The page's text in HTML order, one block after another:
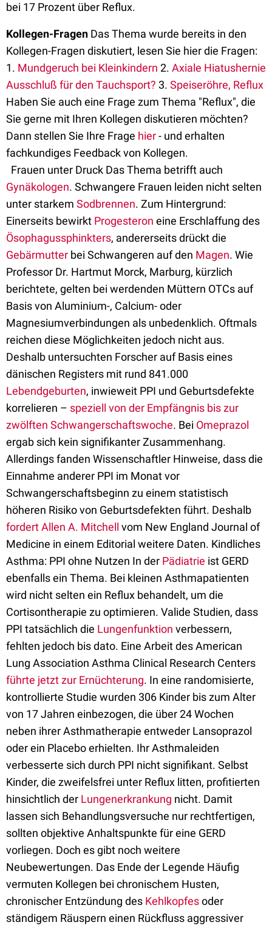
bei 17 Prozent über Reflux.
Kollegen-Fragen Das Thema wurde bereits in den
Kollegen-Fragen diskutiert, lesen Sie hier die Fragen:
1. Mundgeruch bei Kleinkindern 2. Axiale Hiatushernie
Ausschluß für den Tauchsport? 3. Speiseröhre, Reflux
Haben Sie auch eine Frage zum Thema "Reflux", die
Sie gerne mit Ihren Kollegen diskutieren möchten?
Dann stellen Sie Ihre Frage hier- und erhalten
fachkundiges Feedback von Kollegen.
Frauen unter Druck Das Thema betrifft auch
Gynäkologen. Schwangere Frauen leiden nicht selten
unter starkem Sodbrennen. Zum Hintergrund:
Einerseits bewirkt Progesteron eine Erschlaffung des
Ösophagussphinkters, andererseits drückt die
Gebärmutter bei Schwangeren auf den Magen. Wie
Professor Dr. Hartmut Morck, Marburg, kürzlich
berichtete, gelten bei werdenden Müttern OTCs auf
Basis von Aluminium-, Calcium- oder
Magnesiumverbindungen als unbedenklich. Oftmals
reichen diese Möglichkeiten jedoch nicht aus.
Deshalb untersuchten Forscher auf Basis eines
dänischen Registers mit rund 841.000
Lebendgeburten, inwieweit PPI und Geburtsdefekte
korrelieren – speziell von der Empfängnis bis zur
zwölften Schwangerschaftswoche. Bei Omeprazol
ergab sich kein signifikanter Zusammenhang.
Allerdings fanden Wissenschaftler Hinweise, dass die
Einnahme anderer PPI im Monat vor
Schwangerschaftsbeginn zu einem statistisch
höheren Risiko von Geburtsdefekten führt. Deshalb
fordert Allen A. Mitchell vom New England Journal of
Medicine in einem Editorial weitere Daten. Kindliches
Asthma: PPI ohne Nutzen In der Pädiatrie ist GERD
ebenfalls ein Thema. Bei kleinen Asthmapatienten
wird nicht selten ein Reflux behandelt, um die
Cortisontherapie zu optimieren. Valide Studien, dass
PPI tatsächlich die Lungenfunktion verbessern,
fehlten jedoch bis dato. Eine Arbeit des American
Lung Association Asthma Clinical Research Centers
führte jetzt zur Ernüchterung. In eine randomisierte,
kontrollierte Studie wurden 306 Kinder bis zum Alter
von 17 Jahren einbezogen, die über 24 Wochen
neben ihrer Asthmatherapie entweder Lansoprazol
oder ein Placebo erhielten. Ihr Asthmaleiden
verbesserte sich durch PPI nicht signifikant. Selbst
Kinder, die zweifelsfrei unter Reflux litten, profitierten
hinsichtlich der Lungenerkrankung nicht. Damit
lassen sich Behandlungsversuche nur rechtfertigen,
sollten objektive Anhaltspunkte für eine GERD
vorliegen. Doch es gibt noch weitere
Neubewertungen. Das Ende der Legende Häufig
vermuten Kollegen bei chronischem Husten,
chronischer Entzündung des Kehlkopfesoder
ständigem Räuspern einen Rückfluss aggressiver